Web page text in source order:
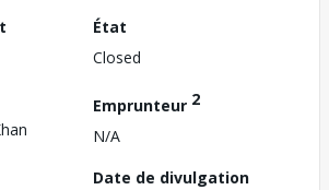
État
Closed
Emprunteur 2
N/A
Date de divulgation